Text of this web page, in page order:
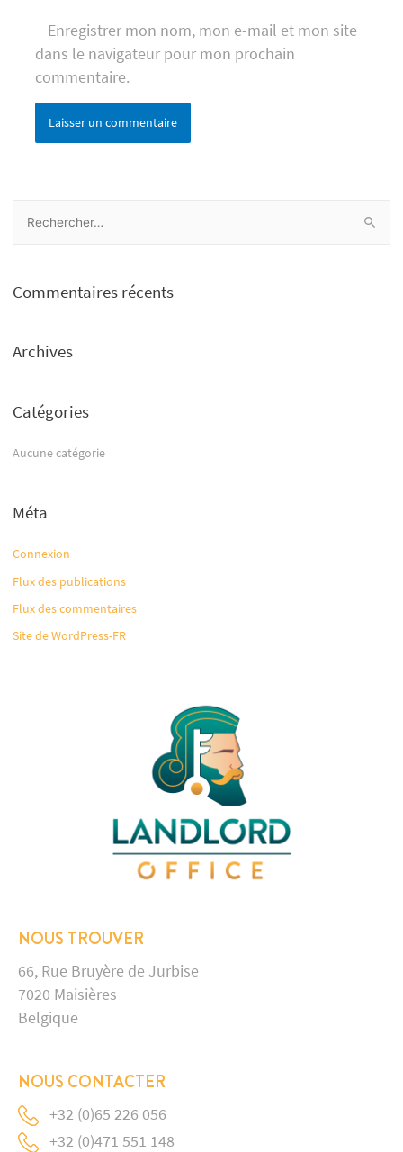
Enregistrer mon nom, mon e-mail et mon site
dans le navigateur pour mon prochain
commentaire.
h
c
e
Commentaires récents
Archives
Catégories
Aucune catégorie
Méta
Connexion
Flux des publications
Flux des commentaires
Site de WordPress-FR
NOUS TROUVER
66, Rue Bruyère de Jurbise
7020 Maisières
Belgique
NOUS CONTACTER
+32 (0)65 226 056
+32 (0)471 551 148